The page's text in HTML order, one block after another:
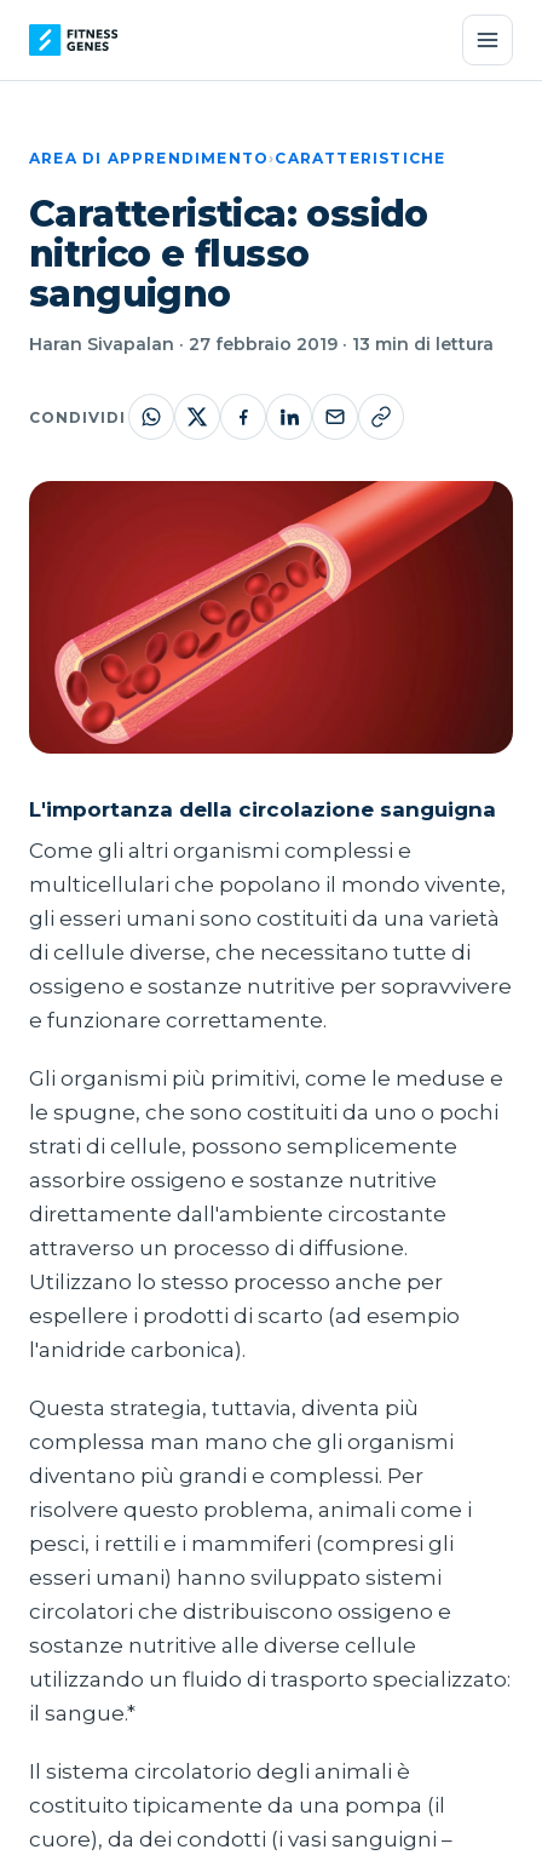
AREA DI APPRENDIMENTO›CARATTERISTICHE
Caratteristica: ossido
nitrico e flusso
sanguigno
Haran Sivapalan · 27 febbraio 2019 · 13 min di lettura
CONDIVIDI
L'importanza della circolazione sanguigna
Come gli altri organismi complessi e
multicellulari che popolano il mondo vivente,
gli esseri umani sono costituiti da una varietà
di cellule diverse, che necessitano tutte di
ossigeno e sostanze nutritive per sopravvivere
e funzionare correttamente.
Gli organismi più primitivi, come le meduse e
le spugne, che sono costituiti da uno o pochi
strati di cellule, possono semplicemente
assorbire ossigeno e sostanze nutritive
direttamente dall'ambiente circostante
attraverso un processo di diffusione.
Utilizzano lo stesso processo anche per
espellere i prodotti di scarto (ad esempio
l'anidride carbonica).
Questa strategia, tuttavia, diventa più
complessa man mano che gli organismi
diventano più grandi e complessi. Per
risolvere questo problema, animali come i
pesci, i rettili e i mammiferi (compresi gli
esseri umani) hanno sviluppato sistemi
circolatori che distribuiscono ossigeno e
sostanze nutritive alle diverse cellule
utilizzando un fluido di trasporto specializzato:
il sangue.*
Il sistema circolatorio degli animali è
costituito tipicamente da una pompa (il
cuore), da dei condotti (i vasi sanguigni –